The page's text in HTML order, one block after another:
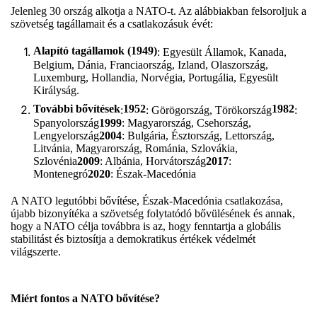
Jelenleg 30 ország alkotja a NATO-t. Az alábbiakban felsoroljuk a
szövetség tagállamait és a csatlakozásuk évét:
Alapító tagállamok (1949): Egyesült Államok, Kanada,
Belgium, Dánia, Franciaország, Izland, Olaszország,
Luxemburg, Hollandia, Norvégia, Portugália, Egyesült
Királyság.
További bővítések:1952: Görögország, Törökország1982:
Spanyolország1999: Magyarország, Csehország,
Lengyelország2004: Bulgária, Észtország, Lettország,
Litvánia, Magyarország, Románia, Szlovákia,
Szlovénia2009: Albánia, Horvátország2017:
Montenegró2020: Észak-Macedónia
A NATO legutóbbi bővítése, Észak-Macedónia csatlakozása,
újabb bizonyítéka a szövetség folytatódó bővülésének és annak,
hogy a NATO célja továbbra is az, hogy fenntartja a globális
stabilitást és biztosítja a demokratikus értékek védelmét
világszerte.
Miért fontos a NATO bővítése?